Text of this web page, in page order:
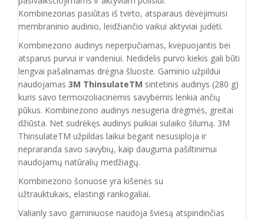
Kombinezonas pasiūtas iš tvirto, atsparaus dėvėjimuisi
membraninio audinio, leidžiančio vaikui aktyviai judėti.
Kombinezono audinys neperpučiamas, kvėpuojantis bei
atsparus purvui ir vandeniui. Nedidelis purvo kiekis gali būti
lengvai pašalinamas drėgna šluoste. Gaminio užpildui
naudojamas 3M ThinsulateTM sintetinis audinys (280 g)
kuris savo termoizoliacinėmis savybėmis lenkia ančių
pūkus. Kombinezono audinys nesugeria drėgmės, greitai
džiūsta. Net sudrėkęs audinys puikiai sulaiko šilumą. 3M
ThinsulateTM užpildas laikui bėgant nesusiploja ir
nepraranda savo savybių, kaip dauguma pašiltinimui
naudojamų natūralių medžiagų.
Kombinezono šonuose yra kišenės su
užtrauktukais, elastingi rankogaliai.
Valianly savo gaminiuose naudoja šviesą atspindinčias